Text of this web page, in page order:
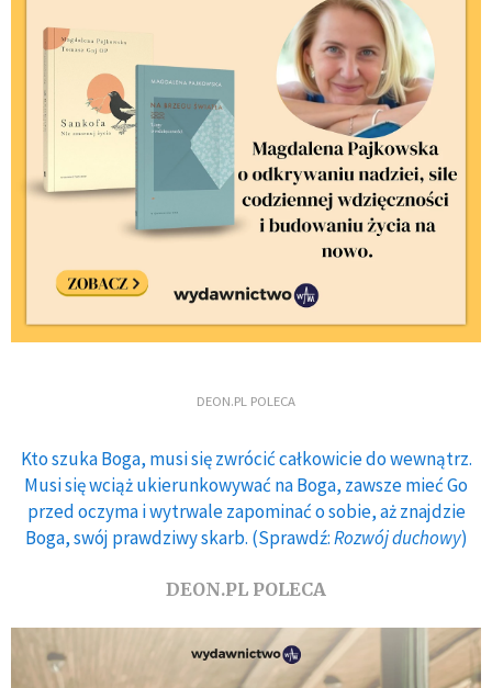
DEON.PL POLECA
Kto szuka Boga, musi się zwrócić całkowicie do wewnątrz.
Musi się wciąż ukierunkowywać na Boga, zawsze mieć Go
przed oczyma i wytrwale zapominać o sobie, aż znajdzie
Boga, swój prawdziwy skarb. (Sprawdź:Rozwój duchowy)
DEON.PL POLECA